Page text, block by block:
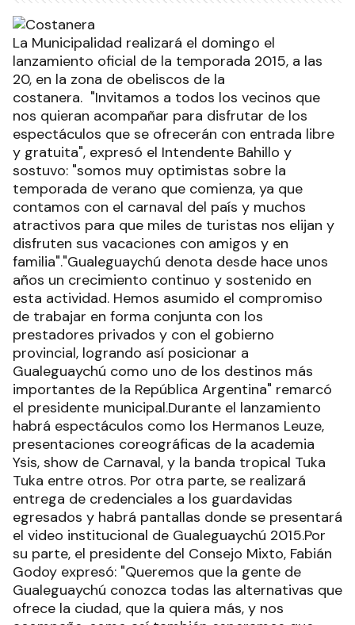
La Municipalidad realizará el domingo el
lanzamiento oficial de la temporada 2015, a las
20, en la zona de obeliscos de la
costanera. "Invitamos a todos los vecinos que
nos quieran acompañar para disfrutar de los
espectáculos que se ofrecerán con entrada libre
y gratuita", expresó el Intendente Bahillo y
sostuvo: "somos muy optimistas sobre la
temporada de verano que comienza, ya que
contamos con el carnaval del país y muchos
atractivos para que miles de turistas nos elijan y
disfruten sus vacaciones con amigos y en
familia"."Gualeguaychú denota desde hace unos
años un crecimiento continuo y sostenido en
esta actividad. Hemos asumido el compromiso
de trabajar en forma conjunta con los
prestadores privados y con el gobierno
provincial, logrando así posicionar a
Gualeguaychú como uno de los destinos más
importantes de la República Argentina" remarcó
el presidente municipal.Durante el lanzamiento
habrá espectáculos como los Hermanos Leuze,
presentaciones coreográficas de la academia
Ysis, show de Carnaval, y la banda tropical Tuka
Tuka entre otros. Por otra parte, se realizará
entrega de credenciales a los guardavidas
egresados y habrá pantallas donde se presentará
el video institucional de Gualeguaychú 2015.Por
su parte, el presidente del Consejo Mixto, Fabián
Godoy expresó: "Queremos que la gente de
Gualeguaychú conozca todas las alternativas que
ofrece la ciudad, que la quiera más, y nos